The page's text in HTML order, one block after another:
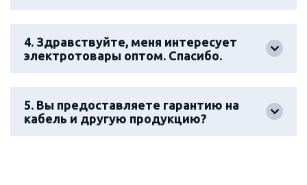
4. Здравствуйте, меня интересует
электротовары оптом. Спасибо.
5. Вы предоставляете гарантию на
кабель и другую продукцию?